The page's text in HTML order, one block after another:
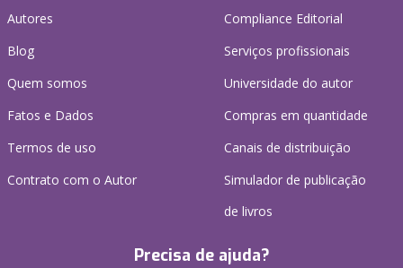
Autores
Blog
Quem somos
Fatos e Dados
Termos de uso
Contrato com o Autor
Compliance Editorial
Serviços profissionais
Universidade do autor
Compras em quantidade
Canais de distribuição
Simulador de publicação
de livros
Precisa de ajuda?